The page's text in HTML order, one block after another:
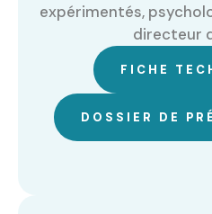
expérimentés,
directeur
FICHE
DOSSIER DE